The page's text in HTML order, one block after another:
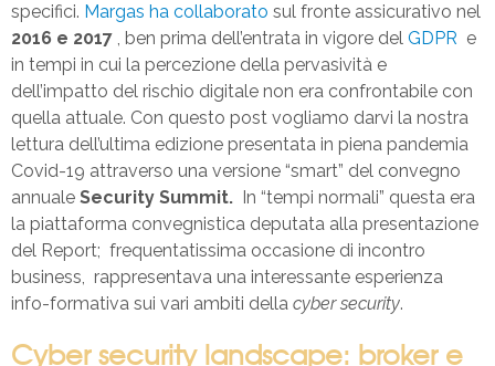
specifici. Margas ha collaborato sul fronte assicurativo nel
2016 e 2017 , ben prima dell’entrata in vigore del GDPR e
in tempi in cui la percezione della pervasività e
dell’impatto del rischio digitale non era confrontabile con
quella attuale. Con questo post vogliamo darvi la nostra
lettura dell’ultima edizione presentata in piena pandemia
Covid-19 attraverso una versione “smart” del convegno
annuale Security Summit. In “tempi normali” questa era
la piattaforma convegnistica deputata alla presentazione
del Report; frequentatissima occasione di incontro
business, rappresentava una interessante esperienza
info-formativa sui vari ambiti della cyber security.
Cyber security landscape: broker e